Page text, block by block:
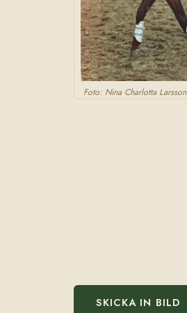
Foto: Nina Charlotta Larsson
SKICKA IN BILD